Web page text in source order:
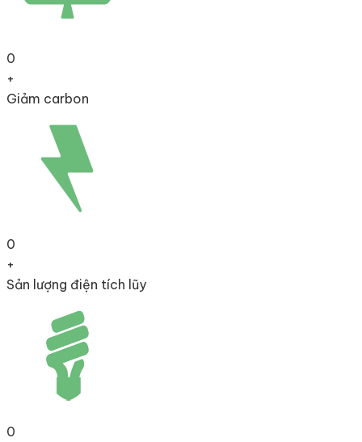
0
+
Giảm carbon
0
+
Sản lượng điện tích lũy
0